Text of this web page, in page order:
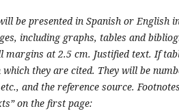
be presented in Spanish or English
including graphs, tables and
margins at 2.5 cm. Justified text. If
they are cited. They will be
and the reference source.
on the first page: